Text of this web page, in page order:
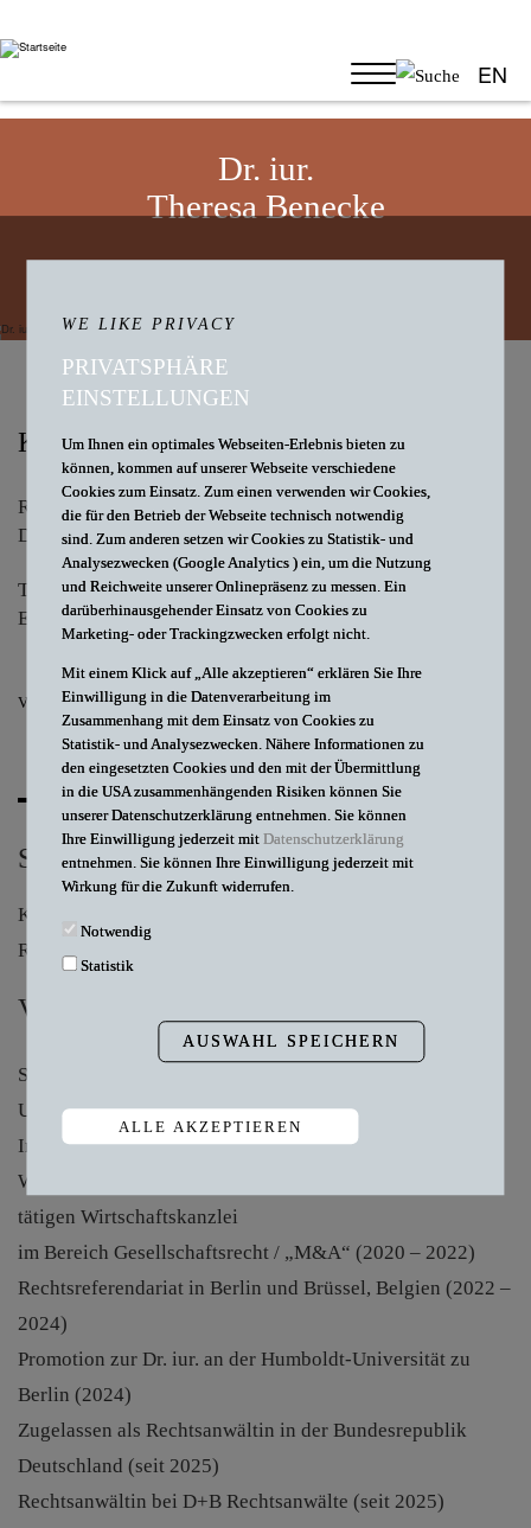
EN
Dr. iur.
Theresa Benecke
KONTAKT
Rechtsanwältin
Dr. iur. Theresa Benecke
Telefon
+49 30 327 787 69
E-Mail
benecke@db-law.de
V-CARD
SCHWERPUNKTE
Krankenhausrecht
Recht der gesetzlichen Krankenversicherung
VITA
Studium der Rechtswissenschaften an der Humboldt-
Universität zu Berlin und am Trinity College Dublin,
Irland (2015 – 2020)
Wissenschaftliche Mitarbeiterin in einer international
tätigen Wirtschaftskanzlei
im Bereich Gesellschaftsrecht / „M&A“ (2020 – 2022)
Rechtsreferendariat in Berlin und Brüssel, Belgien (2022 –
2024)
Promotion zur Dr. iur. an der Humboldt-Universität zu
Berlin (2024)
Zugelassen als Rechtsanwältin in der Bundesrepublik
Deutschland (seit 2025)
Rechtsanwältin bei D+B Rechtsanwälte (seit 2025)
WE LIKE PRIVACY
PRIVATSPHÄRE
EINSTELLUNGEN
Um Ihnen ein optimales Webseiten-Erlebnis bieten zu
können, kommen auf unserer Webseite verschiedene
Cookies zum Einsatz. Zum einen verwenden wir Cookies,
die für den Betrieb der Webseite technisch notwendig
sind. Zum anderen setzen wir Cookies zu Statistik- und
Analysezwecken (Google Analytics ) ein, um die Nutzung
und Reichweite unserer Onlinepräsenz zu messen. Ein
darüberhinausgehender Einsatz von Cookies zu
Marketing- oder Trackingzwecken erfolgt nicht.
Mit einem Klick auf „Alle akzeptieren“ erklären Sie Ihre
Einwilligung in die Datenverarbeitung im
Zusammenhang mit dem Einsatz von Cookies zu
Statistik- und Analysezwecken. Nähere Informationen zu
den eingesetzten Cookies und den mit der Übermittlung
in die USA zusammenhängenden Risiken können Sie
unserer Datenschutzerklärung entnehmen. Sie können
Ihre Einwilligung jederzeit mitDatenschutzerklärung
entnehmen. Sie können Ihre Einwilligung jederzeit mit
Wirkung für die Zukunft widerrufen.
Notwendig
Statistik
AUSWAHL SPEICHERN
ALLE AKZEPTIEREN
Zustimmung zurückziehen